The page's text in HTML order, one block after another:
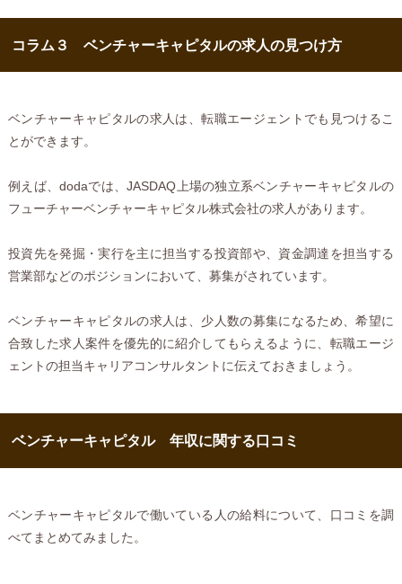
コラム３ ベンチャーキャピタルの求人の見つけ方
ベンチャーキャピタルの求人は、転職エージェントでも見つけるこ
とができます。
例えば、dodaでは、JASDAQ上場の独立系ベンチャーキャピタルの
フューチャーベンチャーキャピタル株式会社の求人があります。
投資先を発掘・実行を主に担当する投資部や、資金調達を担当する
営業部などのポジションにおいて、募集がされています。
ベンチャーキャピタルの求人は、少人数の募集になるため、希望に
合致した求人案件を優先的に紹介してもらえるように、転職エージ
ェントの担当キャリアコンサルタントに伝えておきましょう。
ベンチャーキャピタル 年収に関する口コミ
ベンチャーキャピタルで働いている人の給料について、口コミを調
べてまとめてみました。